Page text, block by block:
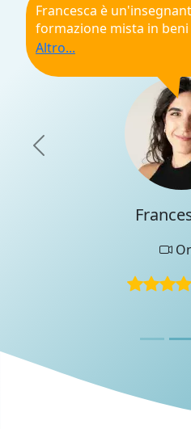
Francesca è
formazione mista in
manageriale. La sua
turistica l'ha portata a
capacità comunicative
relaziona con chiarezza
un metodo dinamico che
rapidamente gli studenti.
Raccomandazione
Professionalità
Questa recensione è stata
Previous